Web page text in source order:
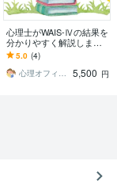
心理士がWAIS-Ⅳの結果を
分かりやすく解説します
【実施歴100件以上】現役
で検査に携わる心理士で
す
5.0 (4)
心理オフィスあのね
5,500 円